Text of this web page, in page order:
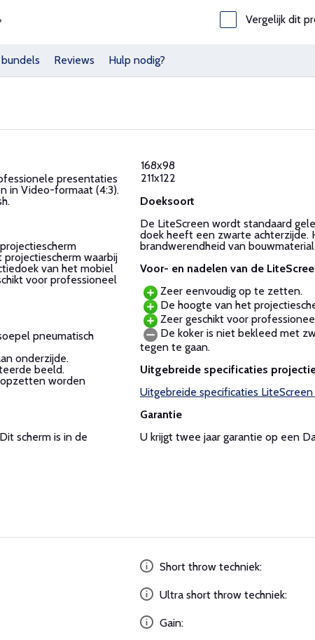
Vergelijk dit
Reviews Hulp nodig?
presentaties
in Video-formaat (4:3).
waarbij
van het mobiel
voor professioneel
pneumatisch
onderzijde.
beeld.
worden
scherm is in de
168x98
211x122
Doeksoort
De LiteScreen wordt standaard
doek heeft een zwarte achterzijde.
brandwerendheid van
Voor- en nadelen van de
Zeer eenvoudig op te zetten.
De hoogte van het
Zeer geschikt voor
De koker is niet bekleed met
tegen te gaan.
Uitgebreide specificaties
Uitgebreide specificaties
Garantie
U krijgt twee jaar garantie op een
Short throw techniek:
Ultra short throw techniek:
Gain: